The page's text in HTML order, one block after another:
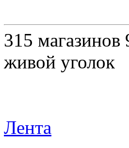
315 магазинов
живой уголок
Лента